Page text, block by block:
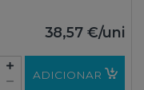
38,57 €/uni
ADICIONAR